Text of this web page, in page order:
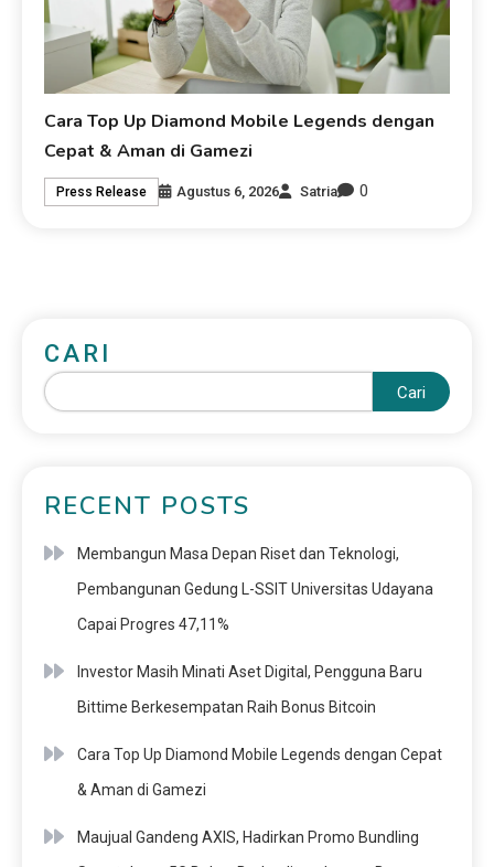
Cara Top Up Diamond Mobile Legends dengan
Cepat & Aman di Gamezi
Press Release Agustus 6, 2026 Satria 0
CARI
Cari
RECENT POSTS
Membangun Masa Depan Riset dan Teknologi,
Pembangunan Gedung L-SSIT Universitas Udayana
Capai Progres 47,11%
Investor Masih Minati Aset Digital, Pengguna Baru
Bittime Berkesempatan Raih Bonus Bitcoin
Cara Top Up Diamond Mobile Legends dengan Cepat
& Aman di Gamezi
Maujual Gandeng AXIS, Hadirkan Promo Bundling